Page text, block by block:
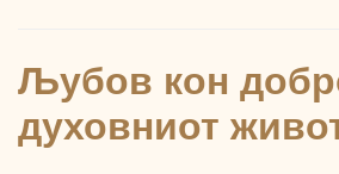
Љубов кон
духовниот